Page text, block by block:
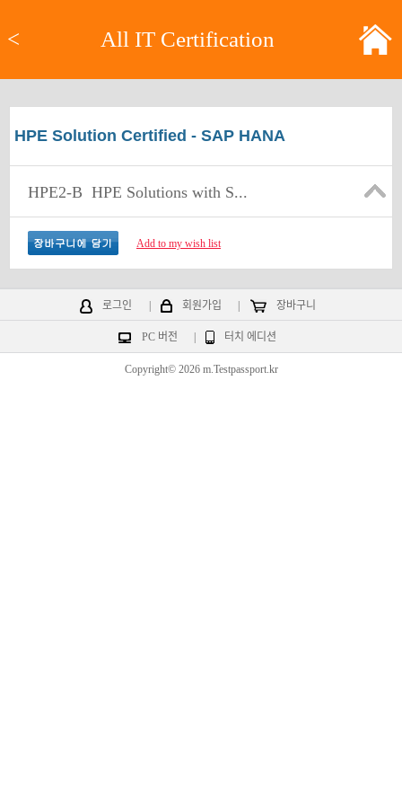
< All IT Certification
HPE Solution Certified - SAP HANA
HPE2-B HPE Solutions with S...
Add to my wish list
로그인 회원가입 장바구니
PC 버전 터치 에디션
Copyright© 2026 m.Testpassport.kr